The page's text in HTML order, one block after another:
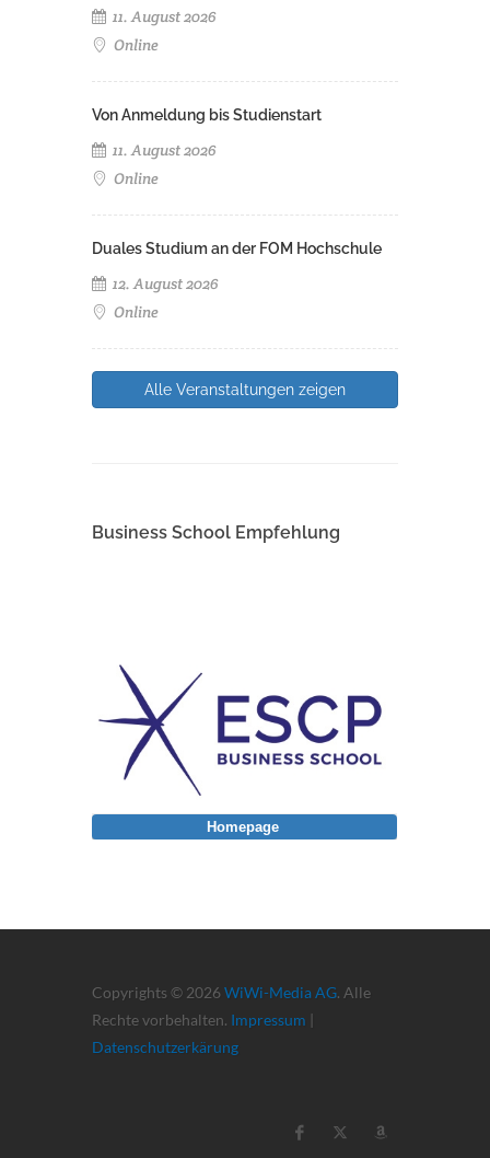
11. August 2026
Online
Von Anmeldung bis Studienstart
11. August 2026
Online
Duales Studium an der FOM Hochschule
12. August 2026
Online
Alle Veranstaltungen zeigen
Business School Empfehlung
Copyrights © 2026 WiWi-Media AG. Alle
Rechte vorbehalten. Impressum |
Datenschutzerkärung
Homepage